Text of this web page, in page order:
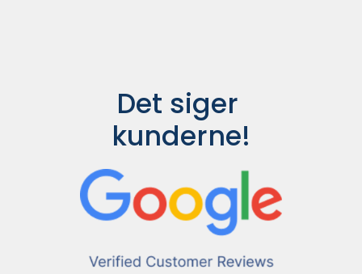
Det siger
kunderne!